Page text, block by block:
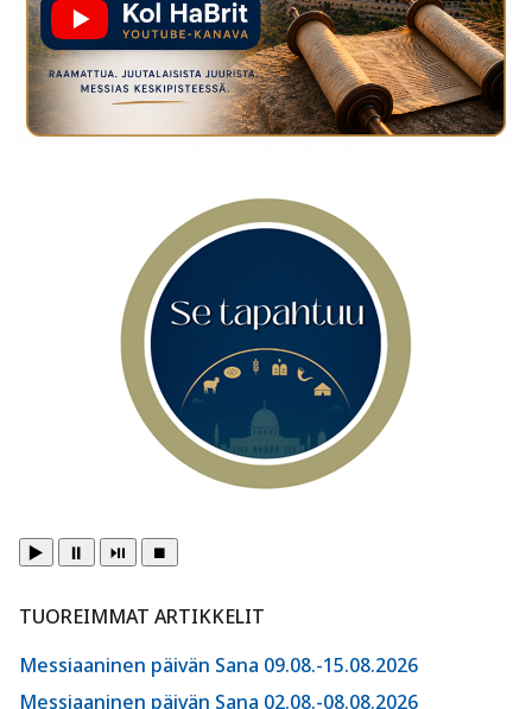
▶️ ⏸️ ⏯️ ⏹️
TUOREIMMAT ARTIKKELIT
Messiaaninen päivän Sana 09.08.-15.08.2026
Messiaaninen päivän Sana 02.08.-08.08.2026